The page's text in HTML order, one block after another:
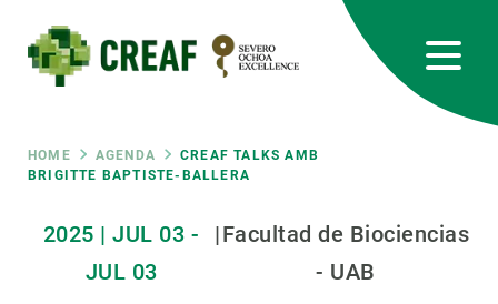
main
content
Breadcrumb
HOME AGENDA
CREAF TALKS AMB
BRIGITTE BAPTISTE-BALLERA
2025 | JUL 03 -
JUL 03
|Facultad de Biociencias
- UAB
RRSS
Featured
responsive